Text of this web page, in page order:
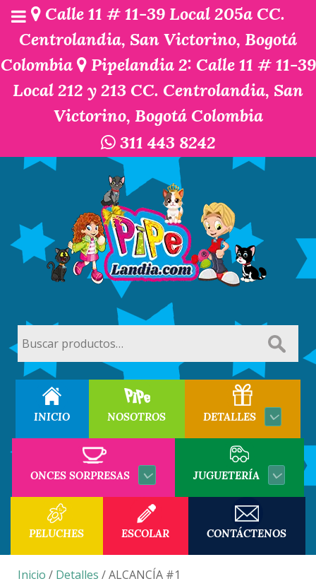
Calle 11 # 11-39 Local 205a CC.
Centrolandia, San Victorino, Bogotá
Colombia
Pipelandia 2: Calle 11 # 11-39
Local 212 y 213 CC. Centrolandia, San
Victorino, Bogotá Colombia
311 443 8242
por:
INICIO NOSOTROS DETALLES
ONCES SORPRESAS JUGUETERÍA
PELUCHES ESCOLAR CONTÁCTENOS
Inicio / Detalles / ALCANCÍA #1